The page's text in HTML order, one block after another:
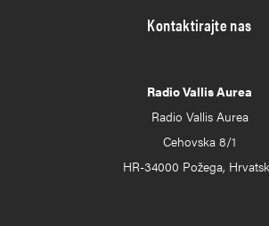
Kontaktirajte nas
Radio Vallis Aurea
Radio Vallis Aurea
Cehovska 8/1
HR-34000 Požega,